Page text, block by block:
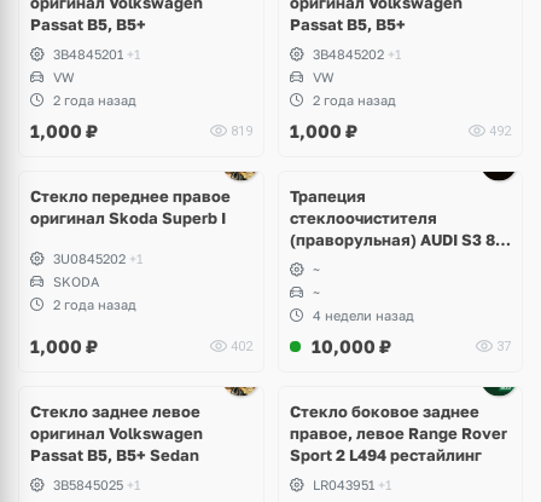
Passat B5, B5+
3B4845201 +1
VW
2 года назад
1,000 ₽ 819
Passat B5, B5+
3B4845202 +1
VW
2 года назад
1,000 ₽ 492
Стекло переднее правое
оригинал Skoda Superb I
3U0845202 +1
SKODA
2 года назад
1,000 ₽ 402
Трапеция
стеклоочистителя
(праворульная) AUDI S3 8Y
8Y2955023B
~
~
4 недели назад
10,000 ₽ 37
Стекло заднее левое
оригинал Volkswagen
Passat B5, B5+ Sedan
3B5845025 +1
Стекло боковое заднее
правое, левое Range Rover
Sport 2 L494 рестайлинг
LR043951 +1